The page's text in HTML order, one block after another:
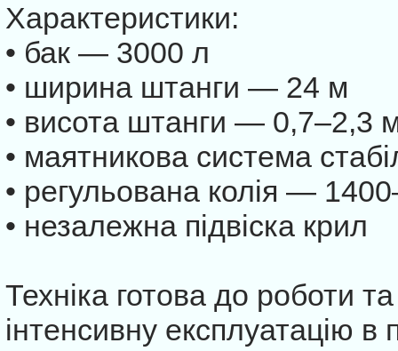
Характеристики:
• бак — 3000 л
• ширина штанги — 24 м
• висота штанги — 0,7–2,3
• маятникова система
• регульована колія —
• незалежна підвіска крил
Техніка готова до роботи
інтенсивну експлуатацію